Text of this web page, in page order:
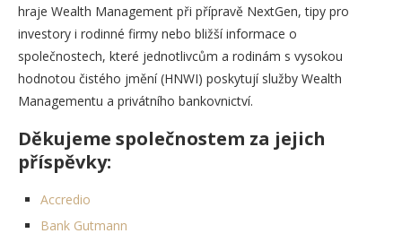
hraje Wealth Management při přípravě NextGen, tipy pro
investory i rodinné firmy nebo bližší informace o
společnostech, které jednotlivcům a rodinám s vysokou
hodnotou čistého jmění (HNWI) poskytují služby Wealth
Managementu a privátního bankovnictví.
Děkujeme společnostem za jejich
příspěvky:
Accredio
Bank Gutmann